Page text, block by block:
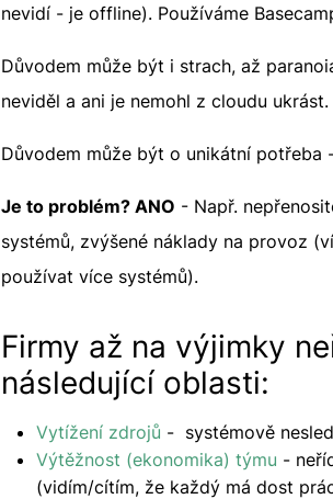
nevidí - je offline). Používáme
Důvodem může být i strach, až
neviděl a ani je nemohl z cloudu ukrást.
Důvodem může být o unikátní potřeba
Je to problém? ANO - Např.
systémů, zvýšené náklady na provoz
používat více systémů).
Firmy až na výjimky
následující oblasti:
Vytížení zdrojů - systémově
Výtěžnost (ekonomika) týmu -
(vidím/cítím, že každý má dost